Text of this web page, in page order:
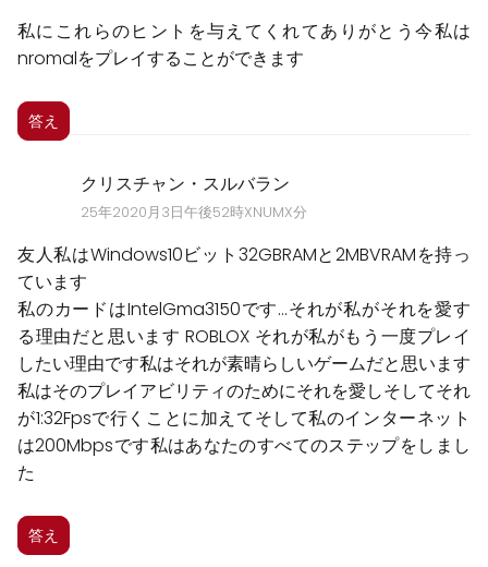
私にこれらのヒントを与えてくれてありがとう今私は
nromalをプレイすることができます
答え
クリスチャン・スルバラン
25年2020月3日午後52時XNUMX分
友人私はWindows10ビット32GBRAMと2MBVRAMを持っ
ています
私のカードはIntelGma3150です...それが私がそれを愛す
る理由だと思います ROBLOX それが私がもう一度プレイ
したい理由です私はそれが素晴らしいゲームだと思います
私はそのプレイアビリティのためにそれを愛しそしてそれ
が1:32Fpsで行くことに加えてそして私のインターネット
は200Mbpsです私はあなたのすべてのステップをしまし
た
答え